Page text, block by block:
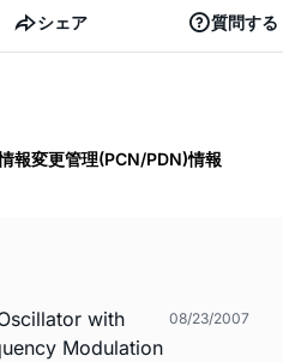
シェア 質問する
報変更管理(PCN/PDN)情報
with
Modulation
08/23/2007